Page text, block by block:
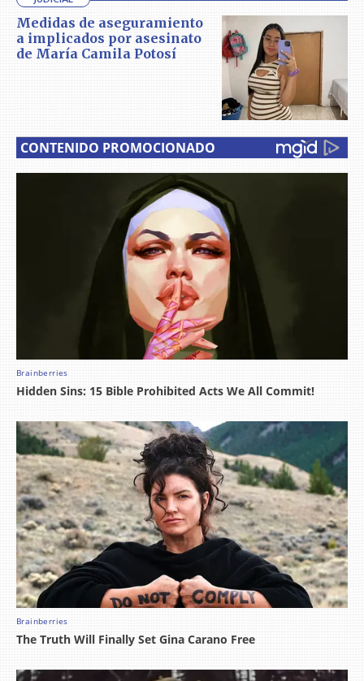
Medidas de aseguramiento
a implicados por asesinato
de María Camila Potosí